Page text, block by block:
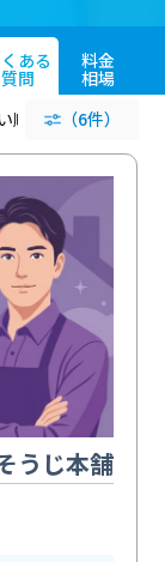
ある
質問
料金
相場
評価が高い順
（6件）
うじ本舗